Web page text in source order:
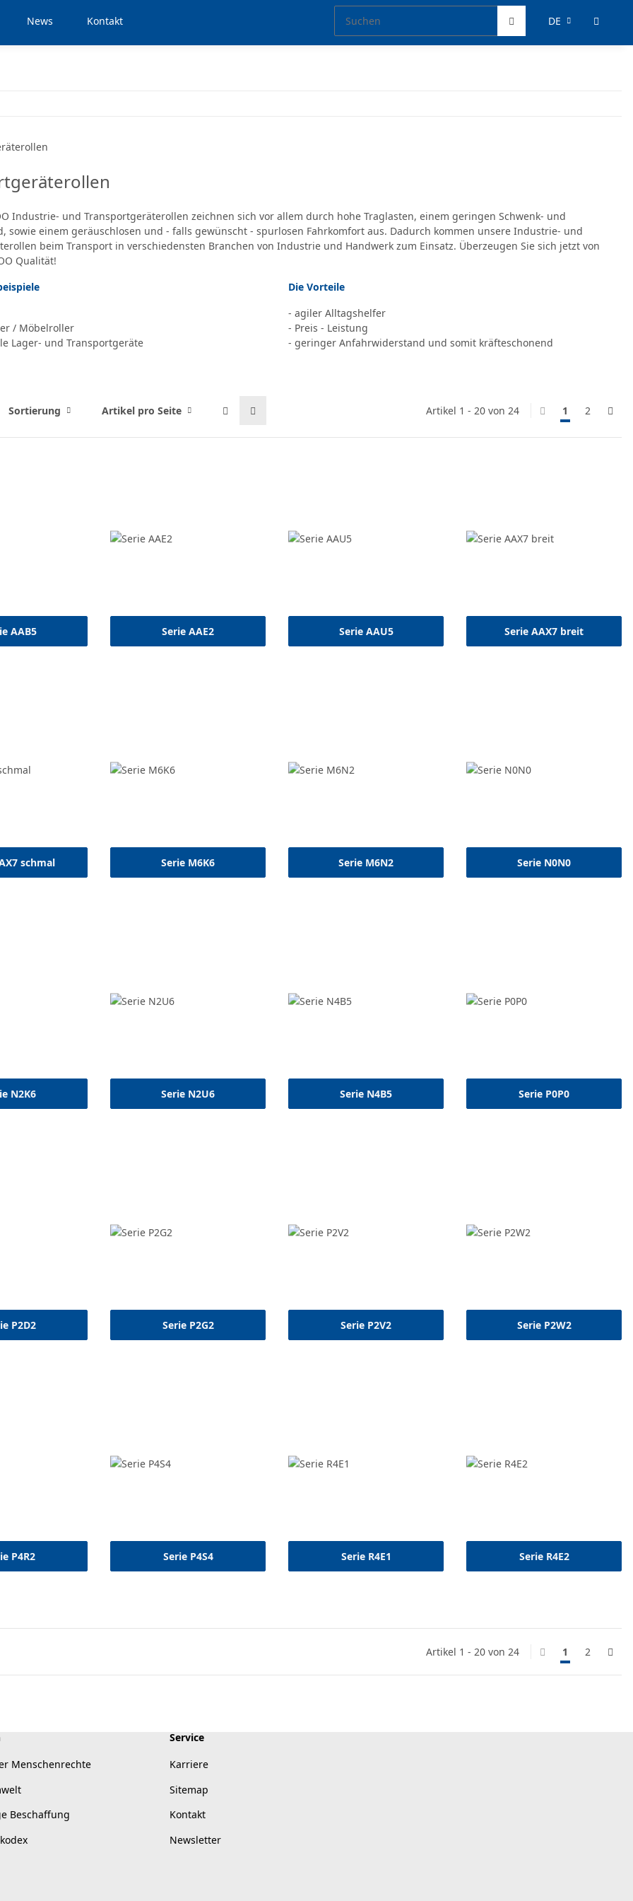
DE
News Kontakt
Industrie- und Transportgeräterollen zeichnen sich vor allem durch hohe Traglasten, einem geringen Schwenk- und
sowie einem geräuschlosen und - falls gewünscht - spurlosen Fahrkomfort aus. Dadurch kommen unsere Industrie- und
beim Transport in verschiedensten Branchen von Industrie und Handwerk zum Einsatz. Überzeugen Sie sich jetzt von
Qualität!
/ Möbelroller
Lager- und Transportgeräte
Die Vorteile
- agiler Alltagshelfer
- Preis - Leistung
- geringer Anfahrwiderstand und somit kräfteschonend
Sortierung Artikel pro Seite Artikel 1 - 20 von 24 1 2
AAB5 Serie AAE2 Serie AAU5 Serie AAX7 breit
schmal Serie M6K6 Serie M6N2 Serie N0N0
N2K6 Serie N2U6 Serie N4B5 Serie P0P0
P2D2 Serie P2G2 Serie P2V2 Serie P2W2
P4R2 Serie P4S4 Serie R4E1 Serie R4E2
Artikel 1 - 20 von 24 1 2
Menschenrechte
Beschaffung
Service
Karriere
Sitemap
Kontakt
Newsletter